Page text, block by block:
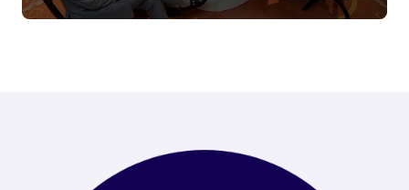
Tierra del Fuego, entre las